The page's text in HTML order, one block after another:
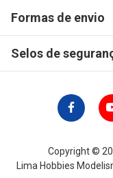
Formas de envio
Selos de
Copyright ©
Lima Hobbies